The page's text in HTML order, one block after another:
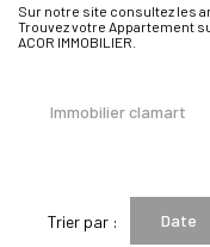
Créer une alerte
Sur notre site consultez les
Trouvez votre Appartement
ACOR IMMOBILIER.
Immobilier clamart
Trier par : Date